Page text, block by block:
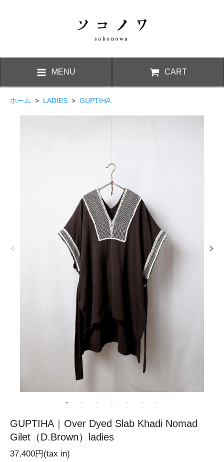
MENU CART
ホーム > LADIES > GUPTIHA
GUPTIHA｜Over Dyed Slab Khadi Nomad
Gilet（D.Brown）ladies
37,400円(tax in)